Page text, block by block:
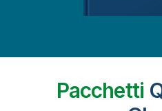
Pacchetti